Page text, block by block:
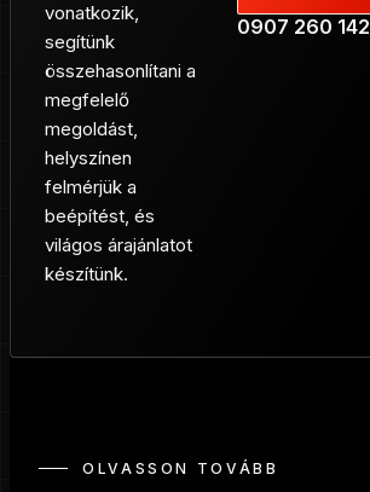
vonatkozik,
segítünk
összehasonlítani a
megfelelő
megoldást,
helyszínen
felmérjük a
beépítést, és
világos árajánlatot
készítünk.
0907 260 142
OLVASSON TOVÁBB